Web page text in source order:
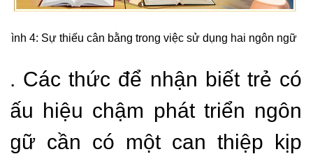
Hình 4: Sự thiếu cân bằng trong việc sử dụng hai ngôn ngữ
Các thức để nhận biết trẻ có
hiệu chậm phát triển ngôn
cần có một can thiệp kịp